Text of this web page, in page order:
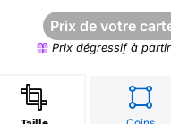
Prix de votre
Prix dégressif à